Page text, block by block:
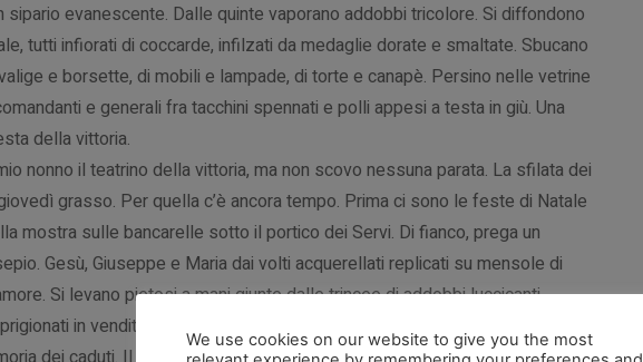
sipario evanescente. Dalle quinte vaporano addobbi tricolore. Si diffondono
tutti infiorati di coccarde, infilzati da medaglie dorate e smaltate. Sbucano
e borsette, di mobili e lampade, di torte e canapè. Persino nelle vetrine
e generali fra tacchini spennati e polli appesi a testa in giù. Una
della vittoria.
nonno il teatrino della vittoria, ma non scovo nessuna parata. La sfilata dei
grasso. Per quella c’è ancora tempo. Prima ci sono le feste di Natale
mostra sulle bancarelle sotto il portico dei Servi. Di fianco, prega un
Gesù, Giuseppe e Maria dai volti acquerellati replicati su mensole di
Si levano pietosi a mani giunte dalle trincee di addobbi luccicanti.
in vendita sul sagrato dei Servi. Oggi però profumano soltanto i
We use cookies on our website to give you the most